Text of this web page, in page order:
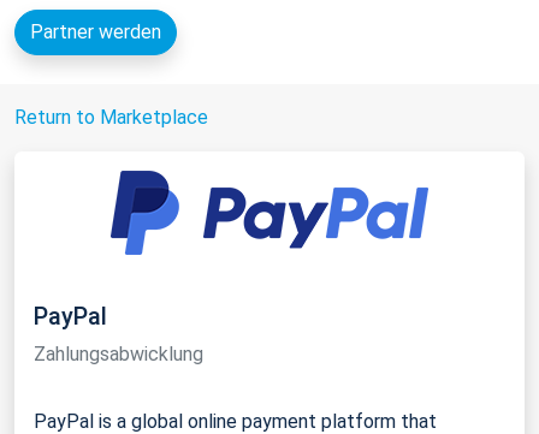
Partner werden
Return to Marketplace
PayPal
Zahlungsabwicklung
PayPal is a global online payment platform that